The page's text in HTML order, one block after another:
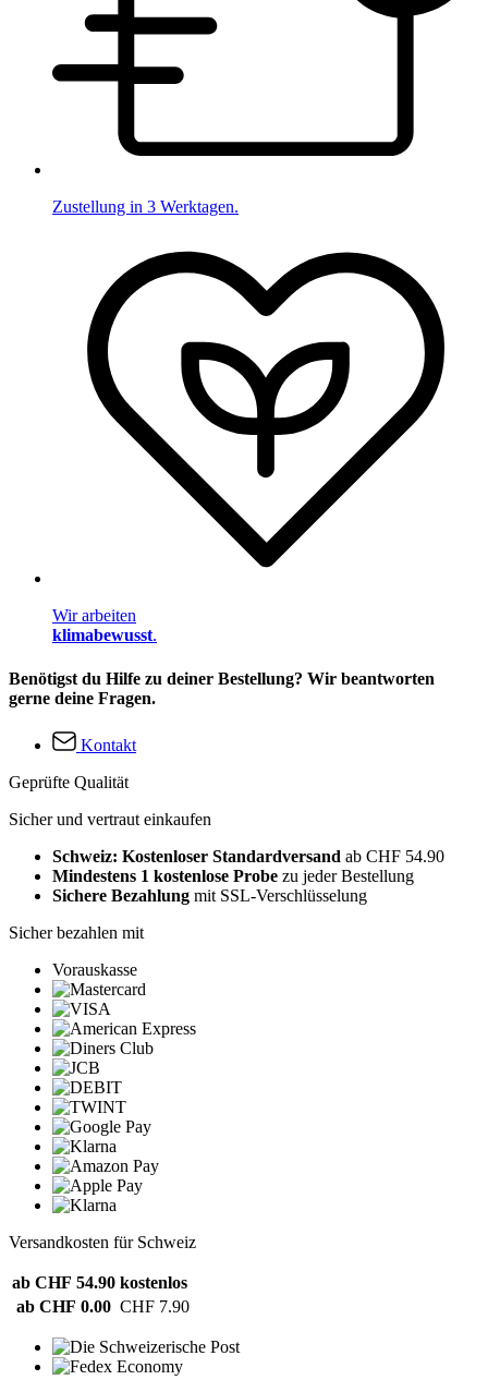
Zustellung in 3 Werktagen.
Wir arbeiten
klimabewusst.
Benötigst du Hilfe zu deiner Bestellung? Wir beantworten
gerne deine Fragen.
Kontakt
Geprüfte Qualität
Sicher und vertraut einkaufen
Schweiz: Kostenloser Standardversand ab CHF 54.90
Mindestens 1 kostenlose Probe zu jeder Bestellung
Sichere Bezahlung mit SSL-Verschlüsselung
Sicher bezahlen mit
Vorauskasse
Versandkosten für Schweiz
ab CHF 54.90 kostenlos
ab CHF 0.00 CHF 7.90